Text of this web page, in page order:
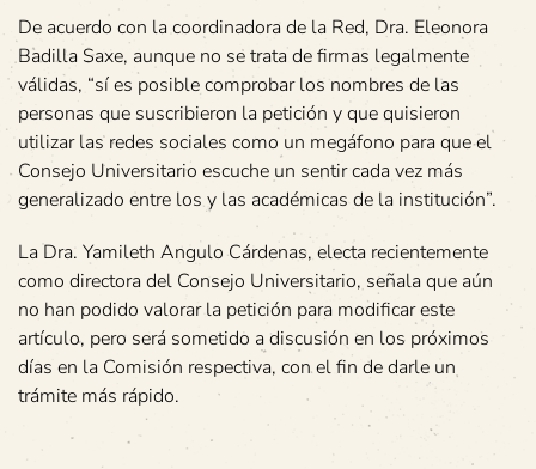
De acuerdo con la coordinadora de la Red, Dra. Eleonora
Badilla Saxe, aunque no se trata de firmas legalmente
válidas, “sí es posible comprobar los nombres de las
personas que suscribieron la petición y que quisieron
utilizar las redes sociales como un megáfono para que el
Consejo Universitario escuche un sentir cada vez más
generalizado entre los y las académicas de la institución”.
La Dra. Yamileth Angulo Cárdenas, electa recientemente
como directora del Consejo Universitario, señala que aún
no han podido valorar la petición para modificar este
artículo, pero será sometido a discusión en los próximos
días en la Comisión respectiva, con el fin de darle un
trámite más rápido.